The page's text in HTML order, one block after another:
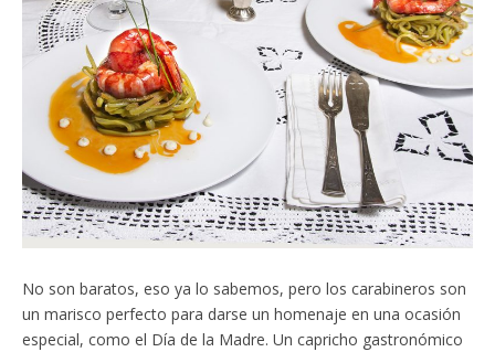
No son baratos, eso ya lo sabemos, pero los carabineros son
un marisco perfecto para darse un homenaje en una ocasión
especial, como el Día de la Madre. Un capricho gastronómico